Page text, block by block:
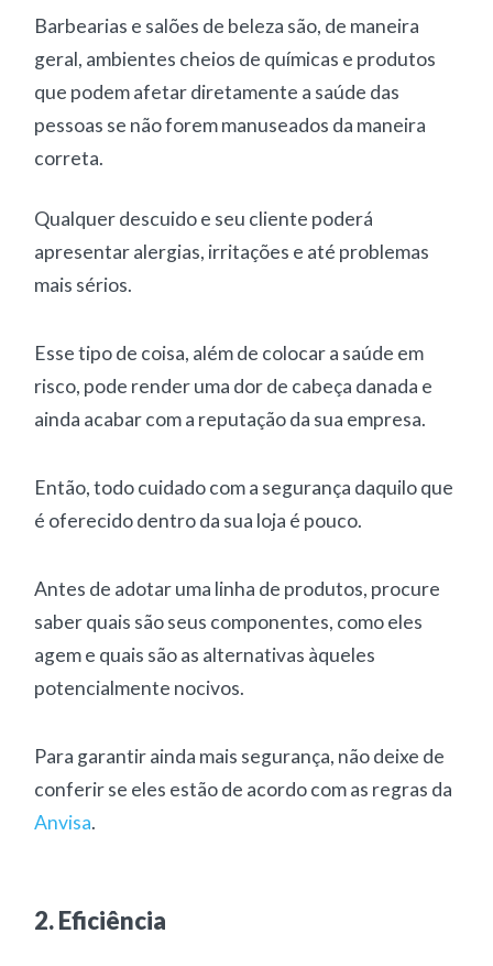
Barbearias e salões de beleza são, de maneira
geral, ambientes cheios de químicas e produtos
que podem afetar diretamente a saúde das
pessoas se não forem manuseados da maneira
correta.
Qualquer descuido e seu cliente poderá
apresentar alergias, irritações e até problemas
mais sérios.
Esse tipo de coisa, além de colocar a saúde em
risco, pode render uma dor de cabeça danada e
ainda acabar com a reputação da sua empresa.
Então, todo cuidado com a segurança daquilo que
é oferecido dentro da sua loja é pouco.
Antes de adotar uma linha de produtos, procure
saber quais são seus componentes, como eles
agem e quais são as alternativas àqueles
potencialmente nocivos.
Para garantir ainda mais segurança, não deixe de
conferir se eles estão de acordo com as regras da
Anvisa.
2. Eficiência